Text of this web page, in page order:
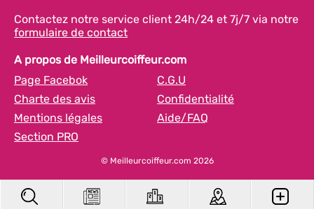
Contactez notre service client 24h/24 et 7j/7 via notre
formulaire de contact
A propos de Meilleurcoiffeur.com
Page Facebok
C.G.U
Charte des avis
Confidentialité
Mentions légales
Aide/FAQ
Section PRO
© Meilleurcoiffeur.com 2026